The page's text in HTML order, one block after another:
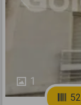
1
Previous